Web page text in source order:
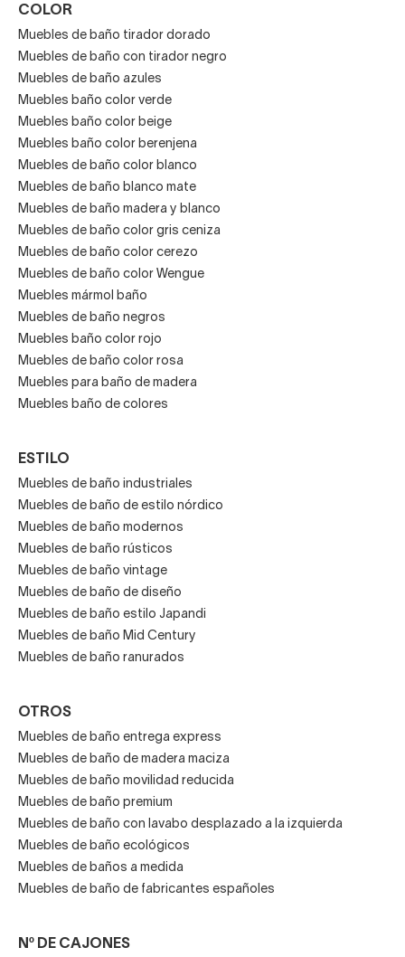
COLOR
Muebles de baño tirador dorado
Muebles de baño con tirador negro
Muebles de baño azules
Muebles baño color verde
Muebles baño color beige
Muebles baño color berenjena
Muebles de baño color blanco
Muebles de baño blanco mate
Muebles de baño madera y blanco
Muebles de baño color gris ceniza
Muebles de baño color cerezo
Muebles de baño color Wengue
Muebles mármol baño
Muebles de baño negros
Muebles baño color rojo
Muebles de baño color rosa
Muebles para baño de madera
Muebles baño de colores
ESTILO
Muebles de baño industriales
Muebles de baño de estilo nórdico
Muebles de baño modernos
Muebles de baño rústicos
Muebles de baño vintage
Muebles de baño de diseño
Muebles de baño estilo Japandi
Muebles de baño Mid Century
Muebles de baño ranurados
OTROS
Muebles de baño entrega express
Muebles de baño de madera maciza
Muebles de baño movilidad reducida
Muebles de baño premium
Muebles de baño con lavabo desplazado a la izquierda
Muebles de baño ecológicos
Muebles de baños a medida
Muebles de baño de fabricantes españoles
Nº DE CAJONES